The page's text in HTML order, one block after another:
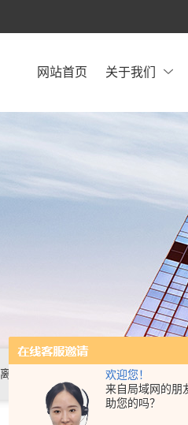
欢迎您！
来自局域网的朋
助您的吗？
网站首页 关于我们
心机，电泳仪电泳槽，化学发光